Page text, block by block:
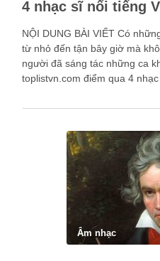
4 nhạc sĩ nổi tiếng
NỘI DUNG BÀI VIẾT Có
từ nhỏ đến tận bây giờ mà
người đã sáng tác những ca
toplistvn.com điểm qua 4
Âm nhạc